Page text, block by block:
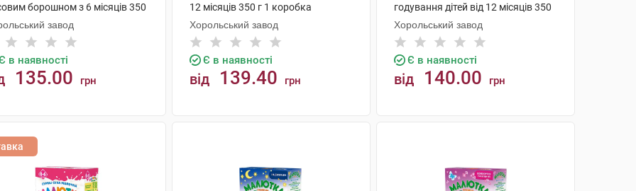
борошном з 6 місяців 350
завод
в наявності
135.00 грн
12 місяців 350 г 1 коробка
Хорольський завод
Є в наявності
від 139.40 грн
годування дітей від 12 місяців 350
г 1 коробка
Хорольський завод
Є в наявності
від 140.00 грн